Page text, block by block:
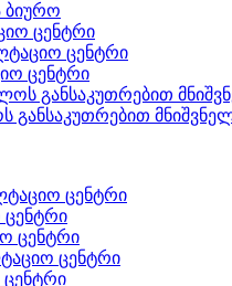
ბიურო
ცენტრი
ცენტრი
ცენტრი
განსაკუთრებით
ცენტრი
ცენტრი
ცენტრი
ცენტრი